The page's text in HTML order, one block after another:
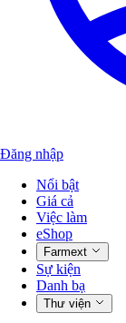
Đăng nhập
Nổi bật
Giá cả
Việc làm
eShop
Farmext
Sự kiện
Danh bạ
Thư viện